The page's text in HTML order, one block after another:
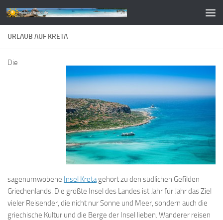
Zum Inhalt springen
URLAUB AUF KRETA
Die
sagenumwobene Insel Kretagehört zu den südlichen Gefilden
Griechenlands. Die größte Insel des Landes ist Jahr für Jahr das Ziel
vieler Reisender, die nicht nur Sonne und Meer, sondern auch die
griechische Kultur und die Berge der Insel lieben. Wanderer reisen